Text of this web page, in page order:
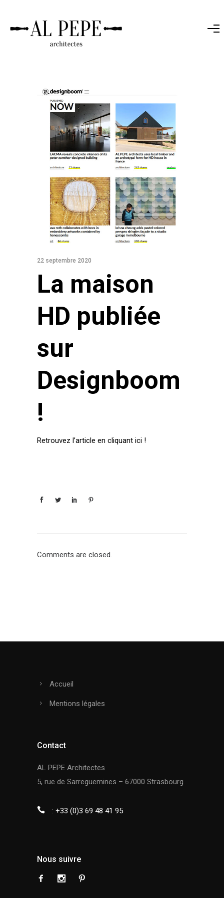
22 septembre 2020
La maison
HD publiée
sur
Designboom
!
Retrouvez l’article en cliquant ici !
Comments are closed.
Accueil
Mentions légales
Contact
AL PEPE Architectes
5, rue de Sarreguemines – 67000 Strasbourg
: +33 (0)3 69 48 41 95
Nous suivre